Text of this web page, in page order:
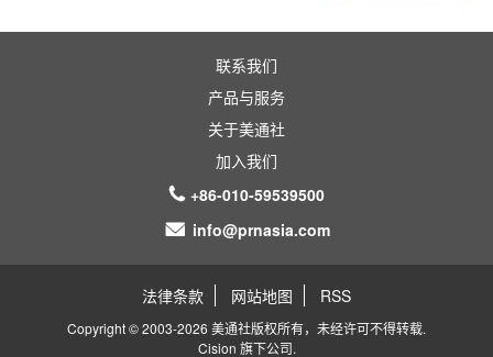
联系我们
产品与服务
关于美通社
加入我们
+86-010-59539500
info@prnasia.com
法律条款 网站地图 RSS
Copyright © 2003-2026 美通社版权所有，未经许可不得转载.
Cision 旗下公司.